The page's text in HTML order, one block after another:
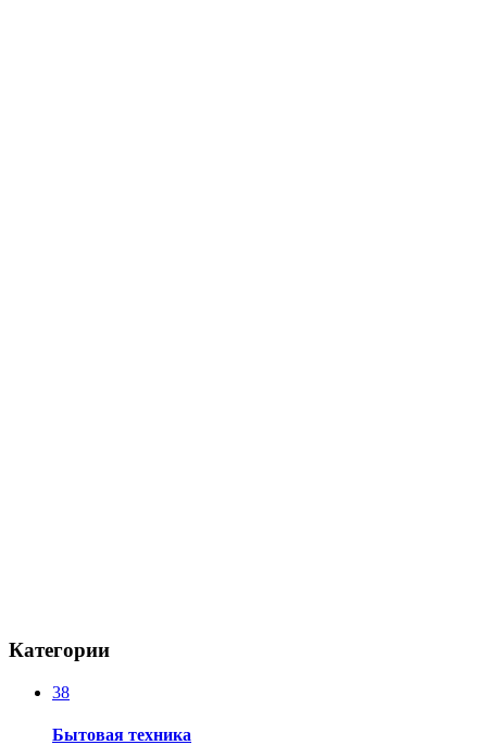
Категории
38
Бытовая техника